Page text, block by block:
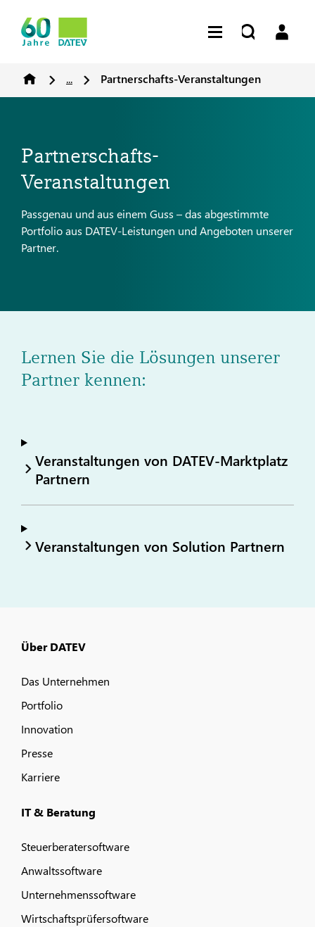
... Partnerschafts-Veranstaltungen
Partnerschafts-
Veranstaltungen
Passgenau und aus einem Guss – das abgestimmte
Portfolio aus DATEV-Leistungen und Angeboten unserer
Partner.
Lernen Sie die Lösungen unserer
Partner kennen:
Veranstaltungen von DATEV-Marktplatz
Partnern
Veranstaltungen von Solution Partnern
Über DATEV
Das Unternehmen
Portfolio
Innovation
Presse
Karriere
IT & Beratung
Steuerberatersoftware
Anwaltssoftware
Unternehmenssoftware
Wirtschaftsprüfersoftware